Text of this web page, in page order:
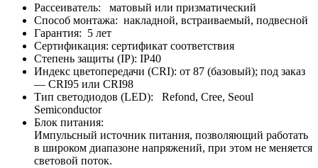
Рассеиватель: матовый или призматический
Способ монтажа: накладной, встраиваемый, подвесной
Гарантия: 5 лет
Сертификация: сертификат соответствия
Степень защиты (IP): IP40
Индекс цветопередачи (CRI): от 87 (базовый); под заказ
— CRI95 или CRI98
Тип светодиодов (LED): Refond, Cree, Seoul
Semiconductor
Блок питания:
Импульсный источник питания, позволяющий работать
в широком диапазоне напряжений, при этом не меняется
световой поток.